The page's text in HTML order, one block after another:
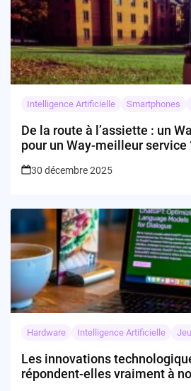
Intelligence Artificielle Smartphones
De la route à l’assiette : un
pour un Way-meilleur service
30 décembre 2025
Hardware Intelligence Artificielle
Les innovations
répondent-elles vraiment à